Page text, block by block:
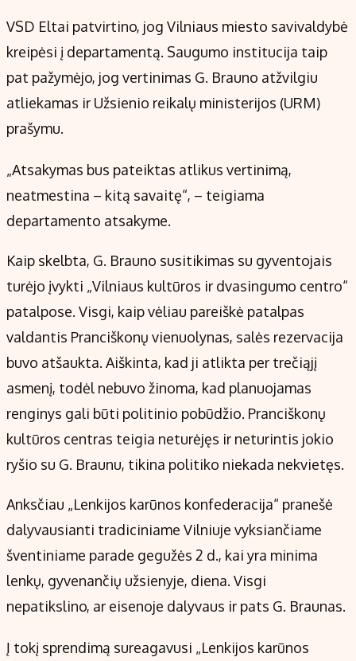
VSD Eltai patvirtino, jog Vilniaus miesto savivaldybė
kreipėsi į departamentą. Saugumo institucija taip
pat pažymėjo, jog vertinimas G. Brauno atžvilgiu
atliekamas ir Užsienio reikalų ministerijos (URM)
prašymu.
„Atsakymas bus pateiktas atlikus vertinimą,
neatmestina – kitą savaitę“, – teigiama
departamento atsakyme.
Kaip skelbta, G. Brauno susitikimas su gyventojais
turėjo įvykti „Vilniaus kultūros ir dvasingumo centro“
patalpose. Visgi, kaip vėliau pareiškė patalpas
valdantis Pranciškonų vienuolynas, salės rezervacija
buvo atšaukta. Aiškinta, kad ji atlikta per trečiąjį
asmenį, todėl nebuvo žinoma, kad planuojamas
renginys gali būti politinio pobūdžio. Pranciškonų
kultūros centras teigia neturėjęs ir neturintis jokio
ryšio su G. Braunu, tikina politiko niekada nekvietęs.
Anksčiau „Lenkijos karūnos konfederacija“ pranešė
dalyvausianti tradiciniame Vilniuje vyksiančiame
šventiniame parade gegužės 2 d., kai yra minima
lenkų, gyvenančių užsienyje, diena. Visgi
nepatikslino, ar eisenoje dalyvaus ir pats G. Braunas.
Į tokį sprendimą sureagavusi „Lenkijos karūnos